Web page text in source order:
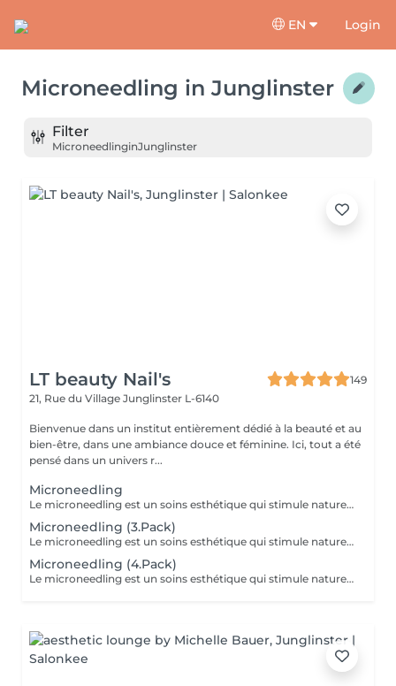
EN Login
Microneedling in Junglinster
Filter
MicroneedlinginJunglinster
LT beauty Nail's
149
21, Rue du Village Junglinster L-6140
Bienvenue dans un institut entièrement dédié à la beauté et au
bien-être, dans une ambiance douce et féminine. Ici, tout a été
pensé dans un univers r...
Microneedling
Le microneedling est un soins esthétique qui stimule naturellement le renouvellement cellulaire grâce a l'utilisation d'un dispositif muni de micro aiguille c'est microperforation contrôler active les mécanisme de réparation cutanée et favorisent la production de collagène et d'élastine. Ce traitement aide a améliorer la texture et la fermeté de la peau a atténuer les ridules les pore dilates les cicatrices d'acnés et certaine irrégularités pigmentaire.
Microneedling (3.Pack)
Le microneedling est un soins esthétique qui stimule naturellement le renouvellement cellulaire grâce a l'utilisation d'un dispositif muni de micro aiguille c'est microperforation contrôler active les mécanisme de réparation cutanée et favorisent la production de collagène et d'élastine. Ce traitement aide a améliorer la texture et la fermeté de la peau a atténuer les ridules les pore dilates les cicatrices d'acnés et certaine irrégularités pigmentaire.
Microneedling (4.Pack)
Le microneedling est un soins esthétique qui stimule naturellement le renouvellement cellulaire grâce a l'utilisation d'un dispositif muni de micro aiguille c'est microperforation contrôler active les mécanisme de réparation cutanée et favorisent la production de collagène et d'élastine. Ce traitement aide a améliorer la texture et la fermeté de la peau a atténuer les ridules les pore dilates les cicatrices d'acnés et certaine irrégularités pigmentaire.